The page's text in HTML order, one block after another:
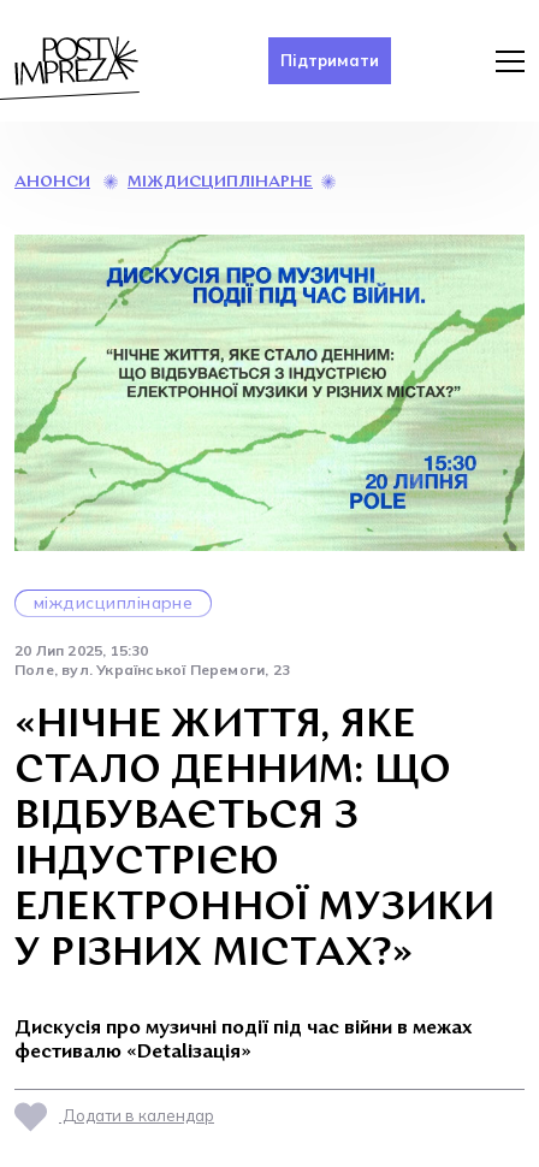
Підтримати
АНОНСИ МІЖДИСЦИПЛІНАРНЕ
СТАЛО
ДЕННИМ:
ЩО
ВІДБУВАЄТЬСЯ
ІНДУСТРІЄЮ
ЕЛЕКТРОННОЇ
МУЗИКИ
РІЗНИХ
МІСТАХ?»
міждисциплінарне
20 Лип 2025, 15:30
Поле, вул. Української Перемоги, 23
«НІЧНЕ ЖИТТЯ, ЯКЕ
СТАЛО ДЕННИМ: ЩО
ВІДБУВАЄТЬСЯ З
ІНДУСТРІЄЮ
ЕЛЕКТРОННОЇ МУЗИКИ
У РІЗНИХ МІСТАХ?»
Дискусія про музичні події під час війни в межах
фестивалю «Detaliзація»
Додати в календар